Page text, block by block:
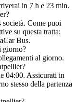
in 7 h e 23 min.
Come puoi
su questa tratta:
Bus.
giorno?
al giorno.
04:00. Assicurati in
stesso della partenza